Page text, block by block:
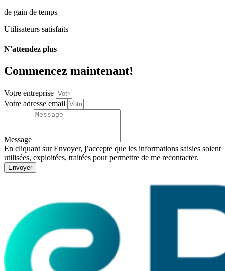
de gain de temps
Utilisateurs satisfaits
N'attendez plus
Commencez maintenant!
Votre entreprise
Votre adresse email
Message
En cliquant sur Envoyer, j’accepte que les informations saisies soient
utilisées, exploitées, traitées pour permettre de me recontacter.
Envoyer